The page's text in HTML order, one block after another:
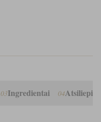
03Ingredientai 04